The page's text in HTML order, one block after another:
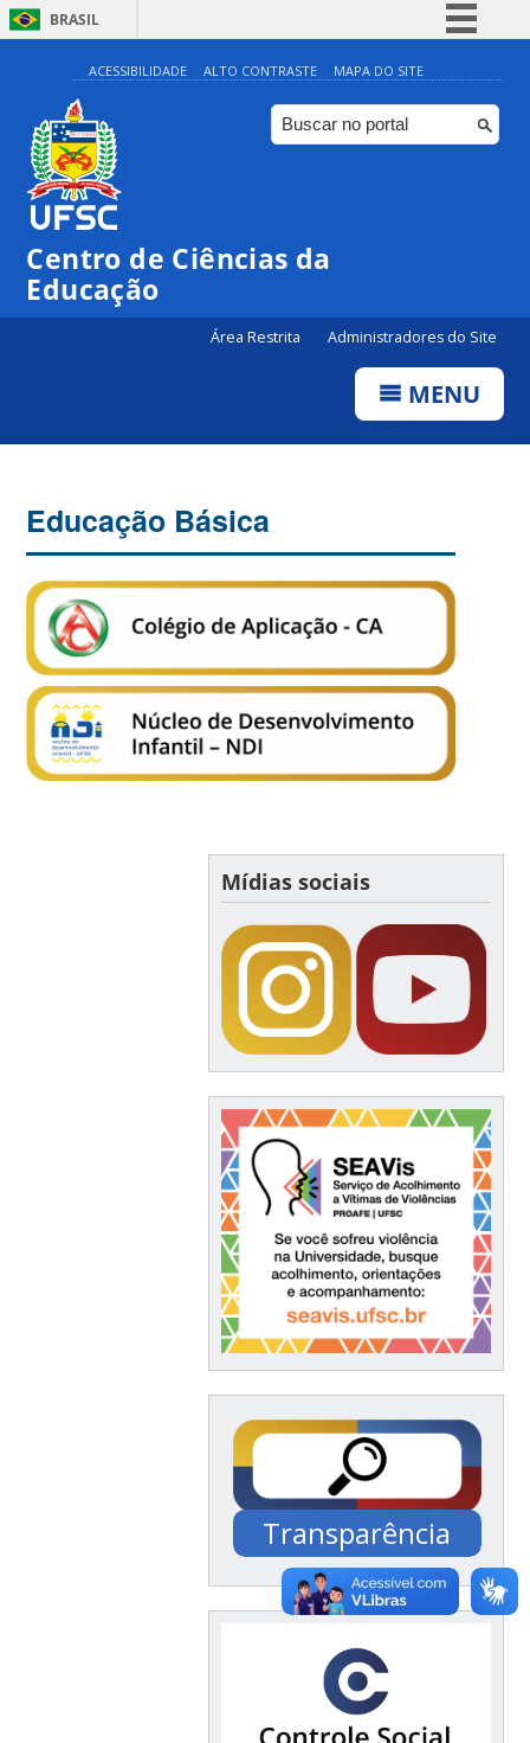
BRASIL
Simplifique!
Comunica BR
Participe
ACESSIBILIDADE ALTO CONTRASTE MAPA DO SITE
Centro de Ciências da
Educação
Área Restrita Administradores do Site
MENU
Educação Básica
Mídias sociais
Transparência
Documentação /
Financeiro / Compras